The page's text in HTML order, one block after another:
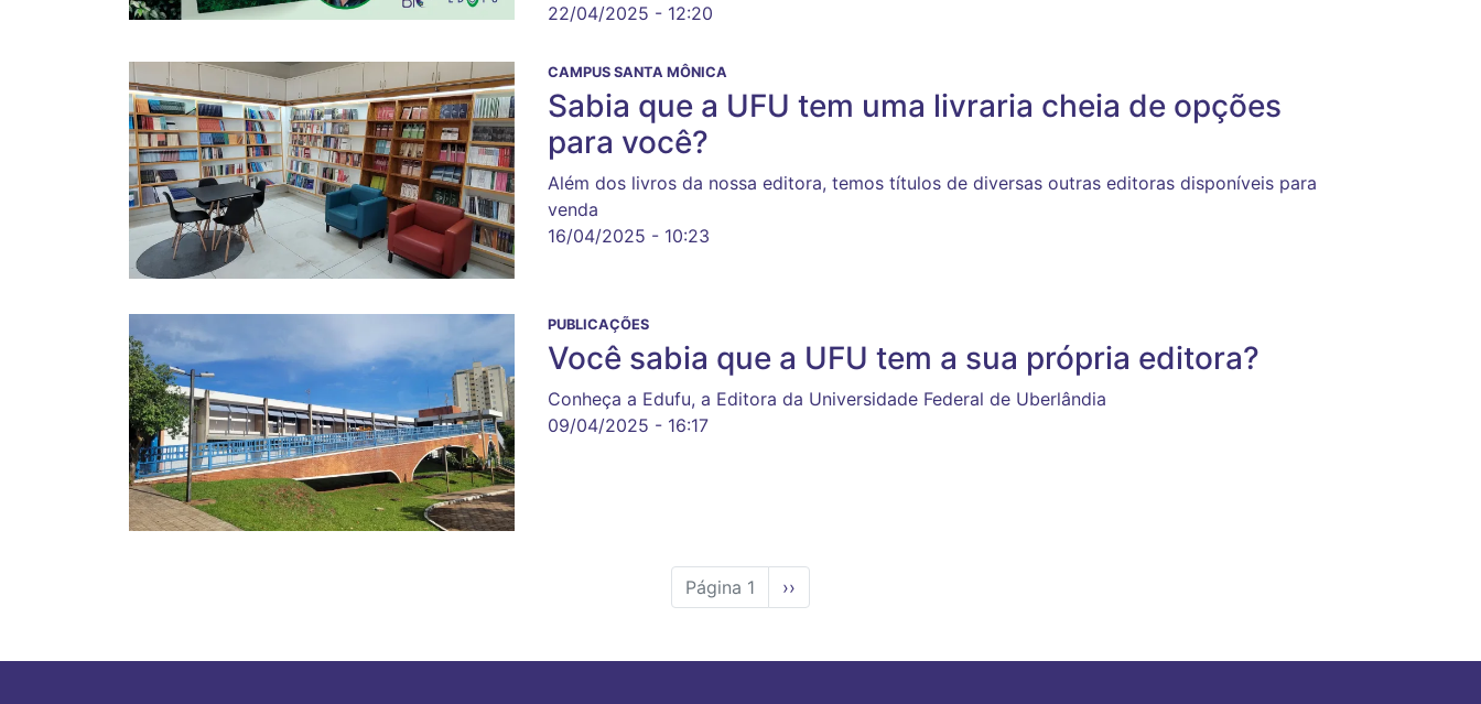
22/04/2025 - 12:20
CAMPUS SANTA MÔNICA
Sabia que a UFU tem uma livraria cheia de opções
para você?
Além dos livros da nossa editora, temos títulos de diversas outras editoras disponíveis para
venda
16/04/2025 - 10:23
PUBLICAÇÕES
Você sabia que a UFU tem a sua própria editora?
Conheça a Edufu, a Editora da Universidade Federal de Uberlândia
09/04/2025 - 16:17
Página 1
Próxima
página
››